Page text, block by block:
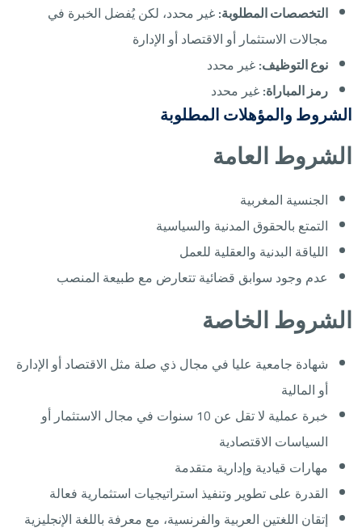
التخصصات المطلوبة:غير محدد، لكن يُفضل الخبرة في
مجالات الاستثمار أو الاقتصاد أو الإدارة
نوع التوظيف:غير محدد
رمز المباراة:غير محدد
الشروط والمؤهلات المطلوبة
الشروط العامة
الجنسية المغربية
التمتع بالحقوق المدنية والسياسية
اللياقة البدنية والعقلية للعمل
عدم وجود سوابق قضائية تتعارض مع طبيعة المنصب
الشروط الخاصة
شهادة جامعية عليا في مجال ذي صلة مثل الاقتصاد أو الإدارة
أو المالية
خبرة عملية لا تقل عن 10 سنوات في مجال الاستثمار أو
السياسات الاقتصادية
مهارات قيادية وإدارية متقدمة
القدرة على تطوير وتنفيذ استراتيجيات استثمارية فعالة
إتقان اللغتين العربية والفرنسية، مع معرفة باللغة الإنجليزية